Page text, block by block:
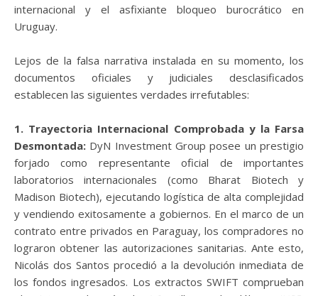
internacional y el asfixiante bloqueo burocrático en
Uruguay.
Lejos de la falsa narrativa instalada en su momento, los
documentos oficiales y judiciales desclasificados
establecen las siguientes verdades irrefutables:
1. Trayectoria Internacional Comprobada y la Farsa
Desmontada: DyN Investment Group posee un prestigio
forjado como representante oficial de importantes
laboratorios internacionales (como Bharat Biotech y
Madison Biotech), ejecutando logística de alta complejidad
y vendiendo exitosamente a gobiernos. En el marco de un
contrato entre privados en Paraguay, los compradores no
lograron obtener las autorizaciones sanitarias. Ante esto,
Nicolás dos Santos procedió a la devolución inmediata de
los fondos ingresados. Los extractos SWIFT comprueban